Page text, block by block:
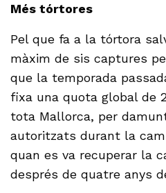
Més tórtores
Pel que fa a la tórtora
màxim de sis captures
que la temporada
fixa una quota global de
tota Mallorca, per
autoritzats durant la
quan es va recuperar la
després de quatre anys